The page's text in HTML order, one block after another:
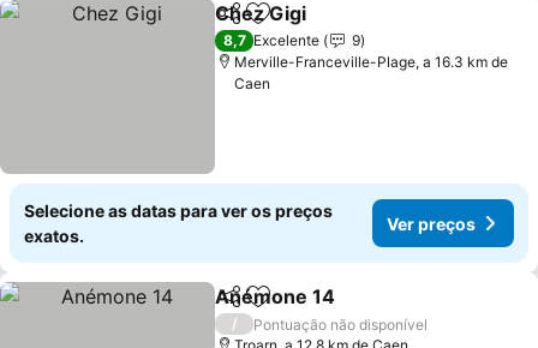
PartilharAdicionar aos favoritos
Chez Gigi
8,7 Excelente
9
Merville-Franceville-Plage, a 16.3 km de
Caen
Selecione as datas para ver os preços
exatos.
Ver preços
PartilharAdicionar aos favoritos
Anémone 14
/
Pontuação não disponível